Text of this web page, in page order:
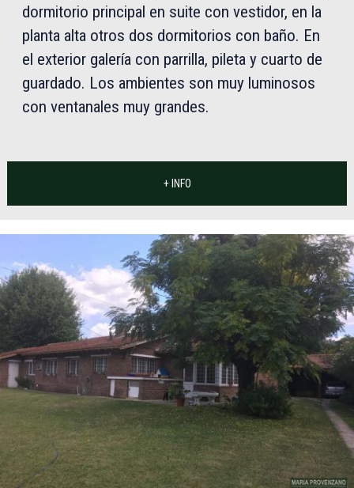
dormitorio principal en suite con vestidor, en la
planta alta otros dos dormitorios con baño. En
el exterior galería con parrilla, pileta y cuarto de
guardado. Los ambientes son muy luminosos
con ventanales muy grandes.
+ INFO